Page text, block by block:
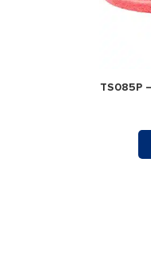
TS085P